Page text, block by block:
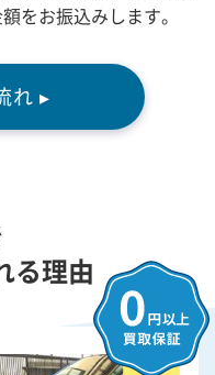
をお振込みします。
れ ▸
る理由